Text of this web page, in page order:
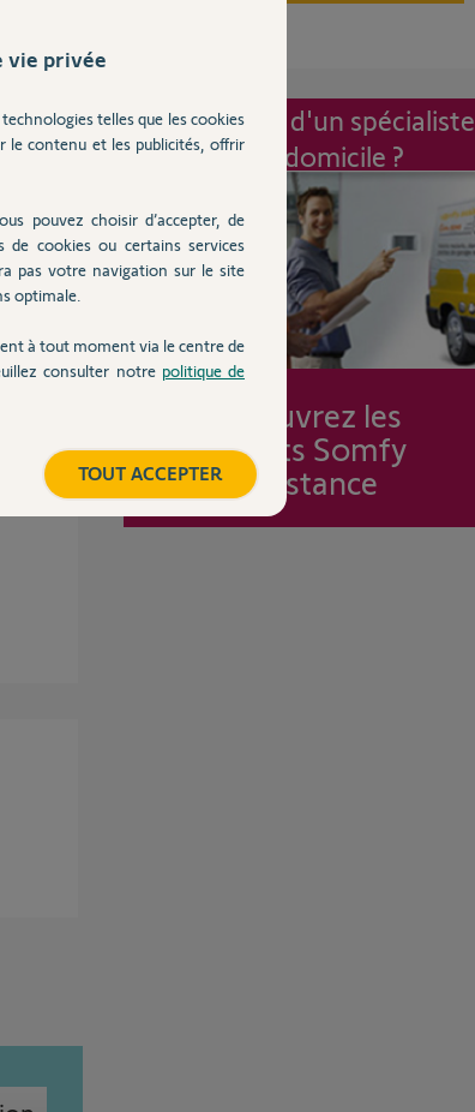
Intervention d'un spécialiste
à mon domicile ?
Découvrez les
forfaits Somfy
Assistance
vie privée
telles que les cookies
le contenu et les publicités, offrir
pouvez choisir d’accepter, de
cookies ou certains services
pas votre navigation sur le site
optimale.
à tout moment via le centre de
consulter notre politique de
TOUT ACCEPTER